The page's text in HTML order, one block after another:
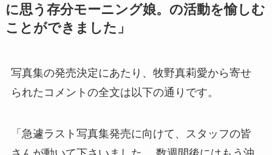
に思う存分モーニング娘。の活動を愉しむ
ことができました」
写真集の発売決定にあたり、牧野真莉愛から寄せ
られたコメントの全文は以下の通りです。
「急遽ラスト写真集発売に向けて、スタッフの皆